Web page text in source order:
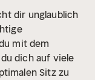
dir unglaublich
mit dem
dich auf viele
Sitz zu